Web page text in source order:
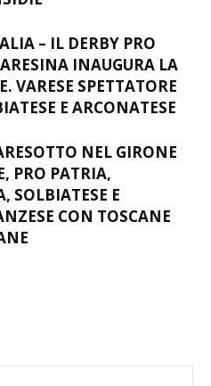
– IL DERBY PRO
INAUGURA LA
VARESE SPETTATORE
E ARCONATESE
NEL GIRONE
PRO PATRIA,
SOLBIATESE E
CON TOSCANE